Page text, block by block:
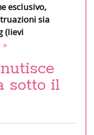
esclusivo,
sia
(lievi
»
sotto il